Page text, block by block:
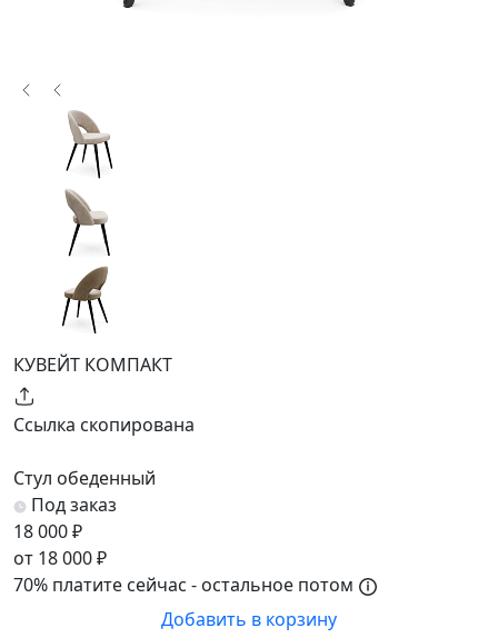
КУВЕЙТ КОМПАКТ
Ссылка скопирована
Стул обеденный
Под заказ
18 000 ₽
от 18 000 ₽
70% платите сейчас - остальное потом
Добавить в корзину